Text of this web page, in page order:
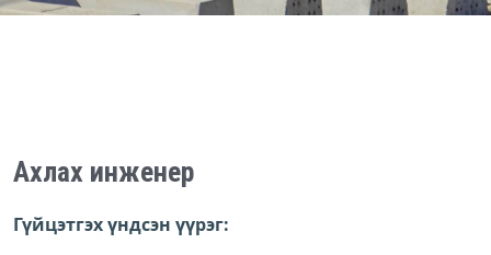
Ахлах инженер
Гүйцэтгэх үндсэн үүрэг: